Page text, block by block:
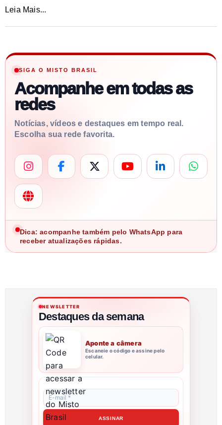
Leia Mais...
SIGA O MISTO BRASIL
Acompanhe em todas as
redes
Notícias, vídeos e destaques em tempo real.
Escolha sua rede favorita.
Dica: acompanhe também pelo WhatsApp para
receber atualizações rápidas.
NEWSLETTER
Destaques da semana
Aponte a câmera
Escaneie o código e assine pelo
celular.